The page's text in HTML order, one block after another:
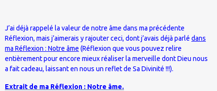
J’ai déjà rappelé la valeur de notre âme dans ma précédente
Réflexion, mais j’aimerais y rajouter ceci, dont j’avais déjà parlé dans
ma Réflexion : Notre âme (Réflexion que vous pouvez relire
entièrement pour encore mieux réaliser la merveille dont Dieu nous
a fait cadeau, laissant en nous un reflet de Sa Divinité !!!).
Extrait de ma Réflexion : Notre âme.